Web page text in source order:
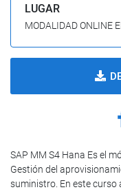
LUGAR
MODALIDAD ONLINE
SAP MM S4 Hana Es el
Gestión del
suministro. En este